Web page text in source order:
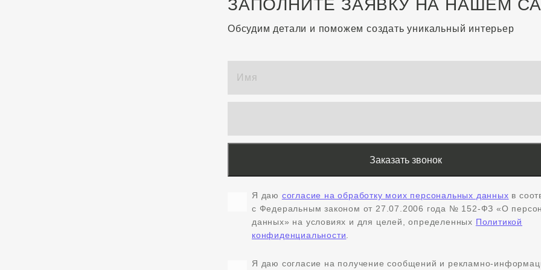
ЗАПОЛНИТЕ ЗАЯВКУ НА НАШЕМ
Обсудим детали и поможем создать уникальный интерьер
Я даю согласие на обработку моих персональных данных в
с Федеральным законом от 27.07.2006 года № 152-ФЗ «О
данных» на условиях и для целей, определенных Политикой
конфиденциальности
Я даю согласие на получение сообщений и рекламно-